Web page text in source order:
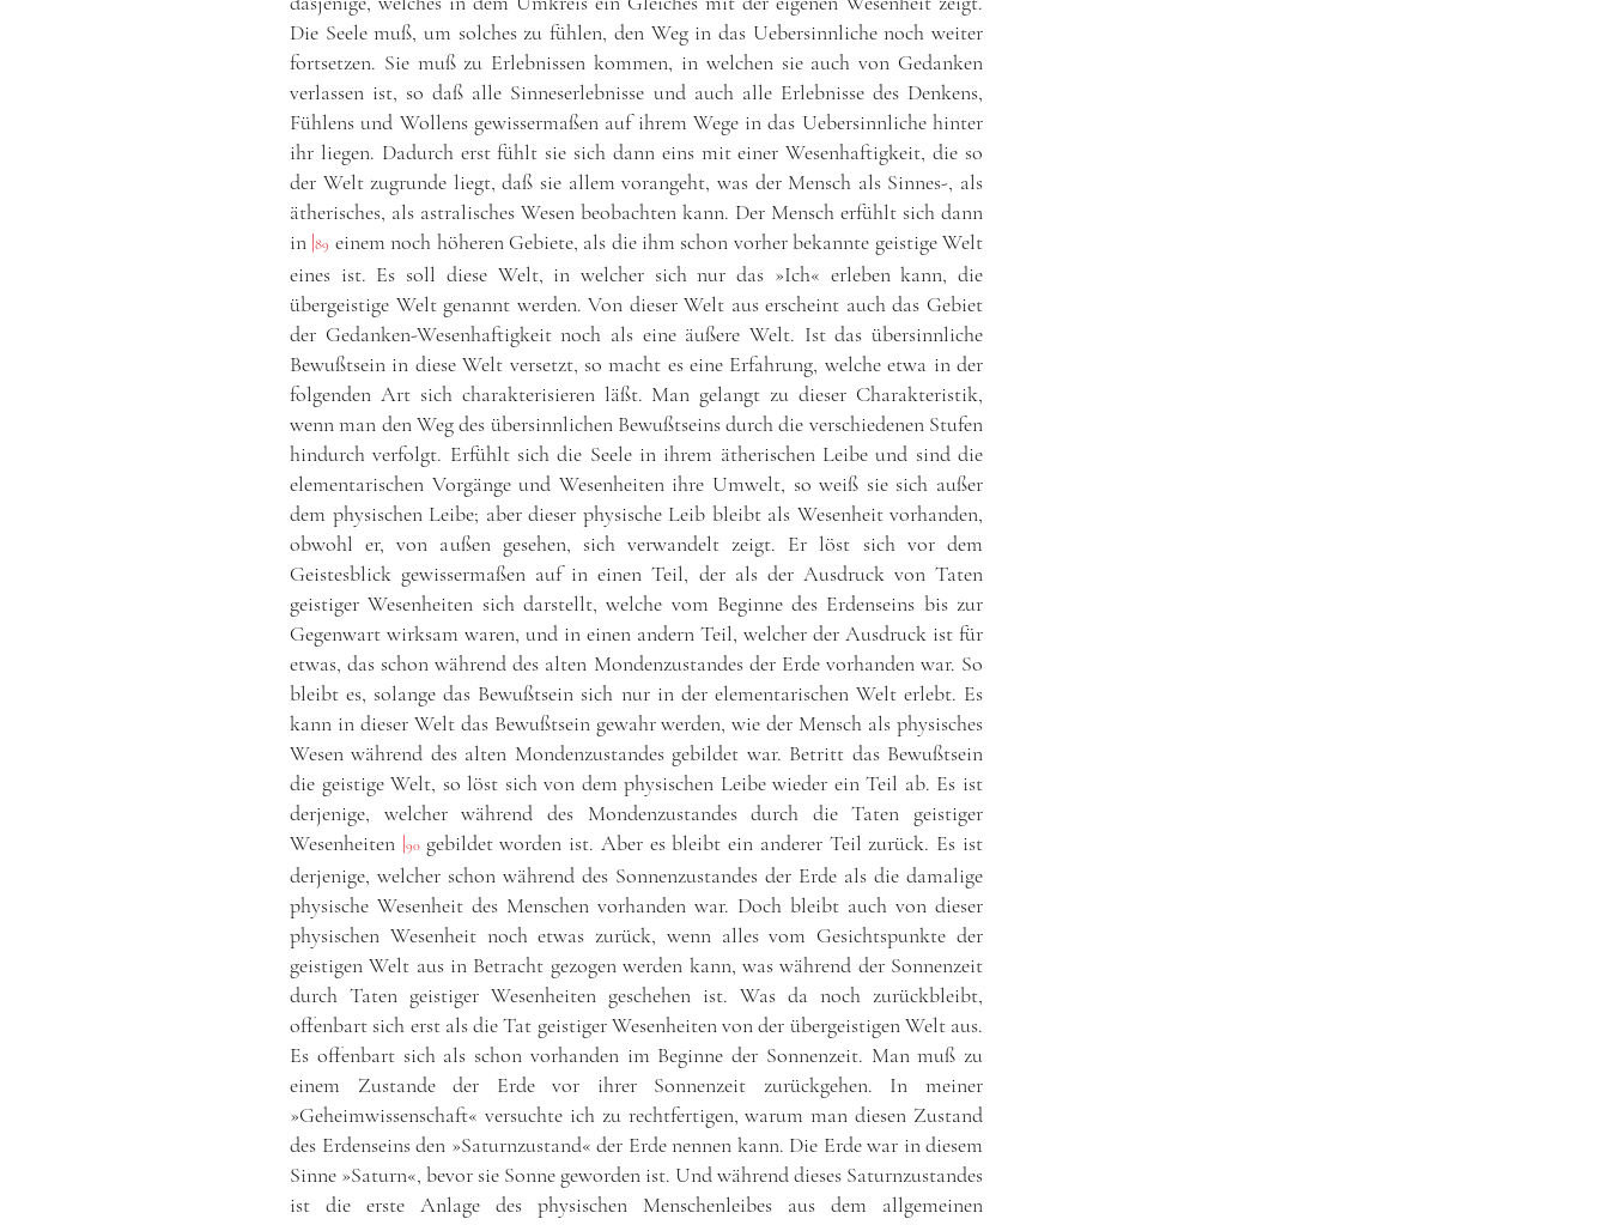
Die Seele muß, um solches zu fühlen, den Weg in das Uebersinnliche noch weiter
fortsetzen. Sie muß zu Erlebnissen kommen, in welchen sie auch von Gedanken
verlassen ist, so daß alle Sinneserlebnisse und auch alle Erlebnisse des Denkens,
Fühlens und Wollens gewissermaßen auf ihrem Wege in das Uebersinnliche hinter
ihr liegen. Dadurch erst fühlt sie sich dann eins mit einer Wesenhaftigkeit, die so
der Welt zugrunde liegt, daß sie allem vorangeht, was der Mensch als Sinnes-, als
ätherisches, als astralisches Wesen beobachten kann. Der Mensch erfühlt sich dann
in |89 einem noch höheren Gebiete, als die ihm schon vorher bekannte geistige Welt
eines ist. Es soll diese Welt, in welcher sich nur das »Ich« erleben kann, die
übergeistige Welt genannt werden. Von dieser Welt aus erscheint auch das Gebiet
der Gedanken-Wesenhaftigkeit noch als eine äußere Welt. Ist das übersinnliche
Bewußtsein in diese Welt versetzt, so macht es eine Erfahrung, welche etwa in der
folgenden Art sich charakterisieren läßt. Man gelangt zu dieser Charakteristik,
wenn man den Weg des übersinnlichen Bewußtseins durch die verschiedenen Stufen
hindurch verfolgt. Erfühlt sich die Seele in ihrem ätherischen Leibe und sind die
elementarischen Vorgänge und Wesenheiten ihre Umwelt, so weiß sie sich außer
dem physischen Leibe; aber dieser physische Leib bleibt als Wesenheit vorhanden,
obwohl er, von außen gesehen, sich verwandelt zeigt. Er löst sich vor dem
Geistesblick gewissermaßen auf in einen Teil, der als der Ausdruck von Taten
geistiger Wesenheiten sich darstellt, welche vom Beginne des Erdenseins bis zur
Gegenwart wirksam waren, und in einen andern Teil, welcher der Ausdruck ist für
etwas, das schon während des alten Mondenzustandes der Erde vorhanden war. So
bleibt es, solange das Bewußtsein sich nur in der elementarischen Welt erlebt. Es
kann in dieser Welt das Bewußtsein gewahr werden, wie der Mensch als physisches
Wesen während des alten Mondenzustandes gebildet war. Betritt das Bewußtsein
die geistige Welt, so löst sich von dem physischen Leibe wieder ein Teil ab. Es ist
derjenige, welcher während des Mondenzustandes durch die Taten geistiger
Wesenheiten |90 gebildet worden ist. Aber es bleibt ein anderer Teil zurück. Es ist
derjenige, welcher schon während des Sonnenzustandes der Erde als die damalige
physische Wesenheit des Menschen vorhanden war. Doch bleibt auch von dieser
physischen Wesenheit noch etwas zurück, wenn alles vom Gesichtspunkte der
geistigen Welt aus in Betracht gezogen werden kann, was während der Sonnenzeit
durch Taten geistiger Wesenheiten geschehen ist. Was da noch zurückbleibt,
offenbart sich erst als die Tat geistiger Wesenheiten von der übergeistigen Welt aus.
Es offenbart sich als schon vorhanden im Beginne der Sonnenzeit. Man muß zu
einem Zustande der Erde vor ihrer Sonnenzeit zurückgehen. In meiner
»Geheimwissenschaft« versuchte ich zu rechtfertigen, warum man diesen Zustand
des Erdenseins den »Saturnzustand« der Erde nennen kann. Die Erde war in diesem
Sinne »Saturn«, bevor sie Sonne geworden ist. Und während dieses Saturnzustandes
ist die erste Anlage des physischen Menschenleibes aus dem allgemeinen